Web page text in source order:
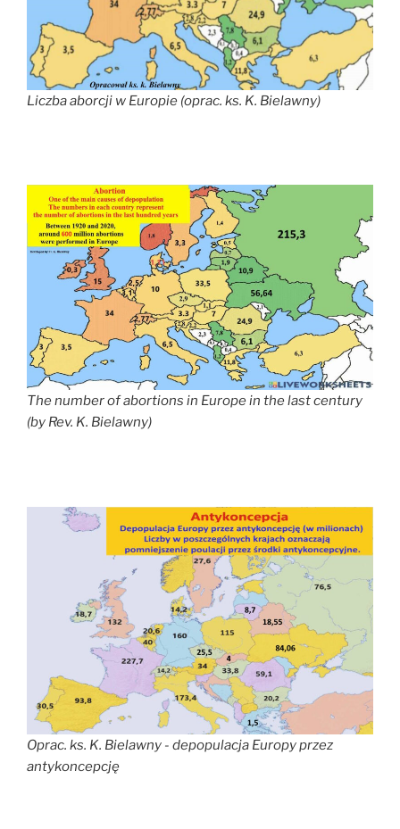
Liczba aborcji w Europie (oprac. ks. K. Bielawny)
The number of abortions in Europein the last century
(by Rev. K. Bielawny)
Oprac. ks. K. Bielawny - depopulacja Europy przez
antykoncepcję